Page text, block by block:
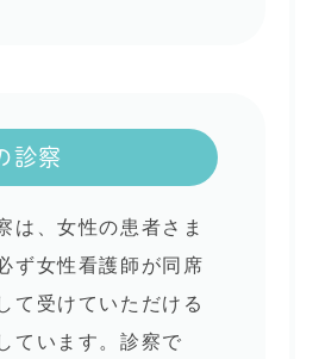
診察
は、女性の患者さま
ず女性看護師が同席
て受けていただける
ています。診察で